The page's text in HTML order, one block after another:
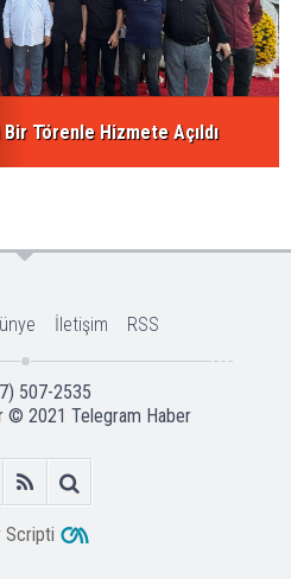
Törenle Hizmete Açıldı
İletişim RSS
507-2535
© 2021 Telegram Haber
Scripti